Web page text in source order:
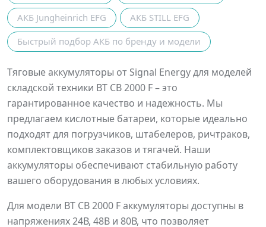
АКБ Jungheinrich EFG
АКБ STILL EFG
Быстрый подбор АКБ по бренду и модели
Тяговые аккумуляторы от Signal Energy для моделей
складской техники BT CB 2000 F – это
гарантированное качество и надежность. Мы
предлагаем кислотные батареи, которые идеально
подходят для погрузчиков, штабелеров, ричтраков,
комплектовщиков заказов и тягачей. Наши
аккумуляторы обеспечивают стабильную работу
вашего оборудования в любых условиях.
Для модели BT CB 2000 F аккумуляторы доступны в
напряжениях 24В, 48В и 80В, что позволяет